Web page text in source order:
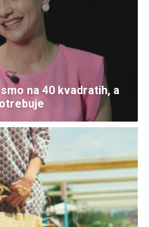
na 40 kvadratih, a